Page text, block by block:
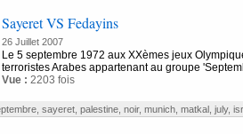
Sayeret VS Fedayins
26 Juillet 2007
Le 5 septembre 1972 aux XXèmes jeux
terroristes Arabes appartenant au groupe
Vue : 2203 fois
, sayeret, palestine, noir, munich, matkal, july,